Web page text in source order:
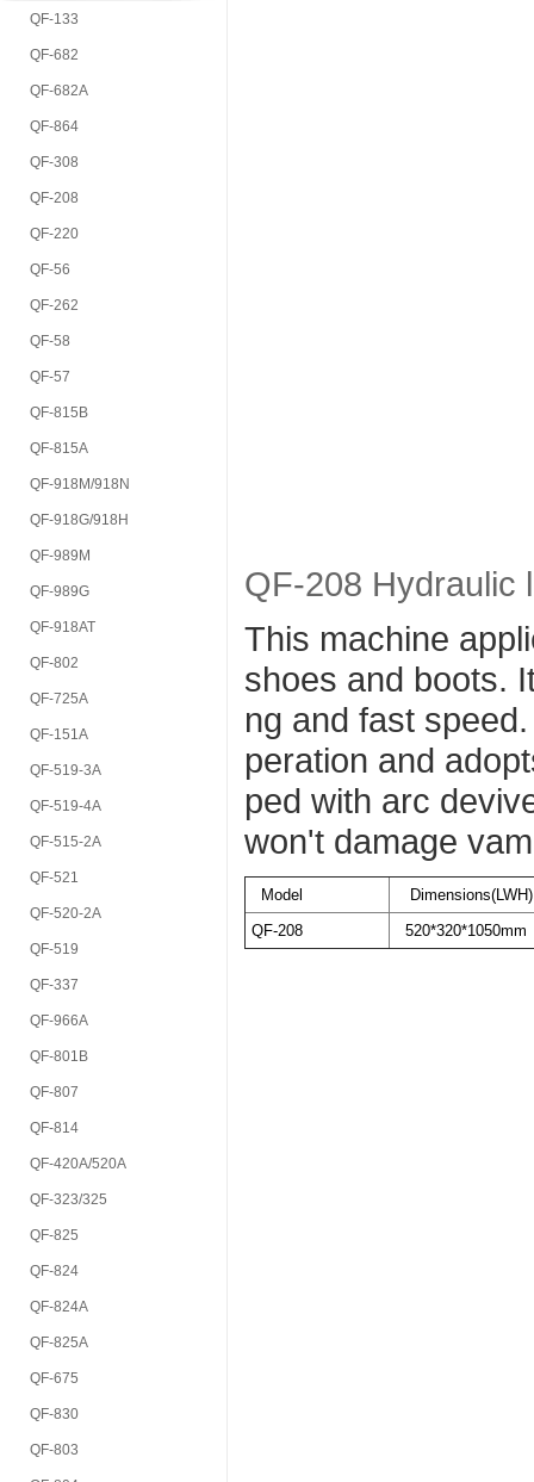
QF-133
QF-682
QF-682A
QF-864
QF-308
QF-208
QF-220
QF-56
QF-262
QF-58
QF-57
QF-815B
QF-815A
QF-918M/918N
QF-918G/918H
QF-989M
QF-989G
QF-918AT
QF-802
QF-725A
QF-151A
QF-519-3A
QF-519-4A
QF-515-2A
QF-521
QF-520-2A
QF-519
QF-337
QF-966A
QF-801B
QF-807
QF-814
QF-420A/520A
QF-323/325
QF-825
QF-824
QF-824A
QF-825A
QF-675
QF-830
QF-803
QF-208 Hydraulic
This machine
shoes and boots.
ng and fast
peration and
ped with arc
won't damage
Model
Dimensions(LWH)
QF-208
520*320*1050mm